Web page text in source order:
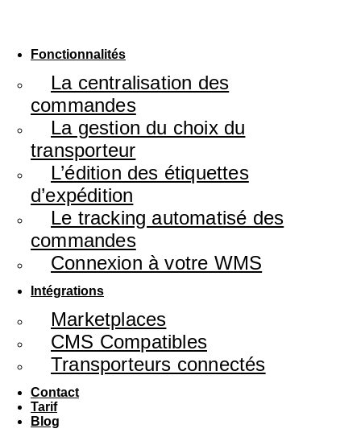
Fonctionnalités
La centralisation des
commandes
La gestion du choix du
transporteur
L’édition des étiquettes
d’expédition
Le tracking automatisé des
commandes
Connexion à votre WMS
Intégrations
Marketplaces
CMS Compatibles
Transporteurs connectés
Contact
Tarif
Blog